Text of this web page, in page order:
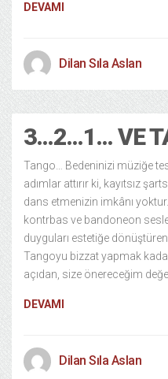
DEVAMI
Dilan Sıla Aslan
3…2…1… VE
Tango… Bedeninizi müziğe
adımlar attırır ki, kayıtsız
dans etmenizin imkânı
kontrbas ve bandoneon
duyguları estetiğe
Tangoyu bizzat yapmak
açıdan, size önereceğim
DEVAMI
Dilan Sıla Aslan